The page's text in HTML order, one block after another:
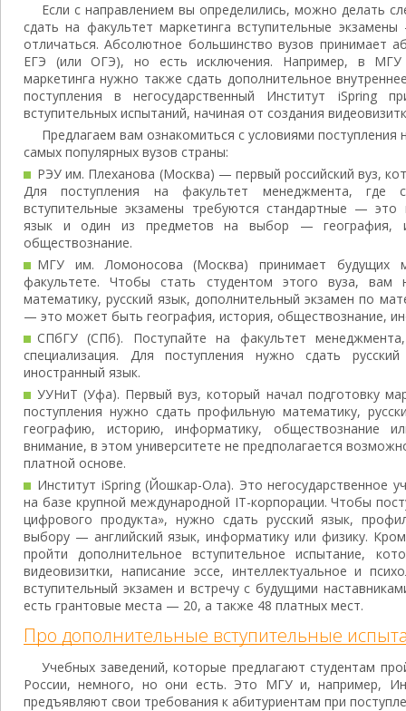
Если с направлением вы определились, можно делать
сдать на факультет маркетинга вступительные
отличаться. Абсолютное большинство вузов принимает
ЕГЭ (или ОГЭ), но есть исключения. Например, в МГУ
маркетинга нужно также сдать дополнительное
поступления в негосударственный Институт iSpring
вступительных испытаний, начиная от создания
Предлагаем вам ознакомиться с условиями поступления
самых популярных вузов страны:
РЭУ им. Плеханова (Москва) — первый российский вуз,
Для поступления на факультет менеджмента, где
вступительные экзамены требуются стандартные — это
язык и один из предметов на выбор — география,
обществознание.
МГУ им. Ломоносова (Москва) принимает будущих
факультете. Чтобы стать студентом этого вуза, вам
математику, русский язык, дополнительный экзамен по
— это может быть география, история, обществознание,
СПбГУ (СПб). Поступайте на факультет
специализация. Для поступления нужно сдать
иностранный язык.
УУНиТ (Уфа). Первый вуз, который начал подготовку
поступления нужно сдать профильную математику,
географию, историю, информатику, обществознание
внимание, в этом университете не предполагается
платной основе.
Институт iSpring (Йошкар-Ола). Это негосударственное
на базе крупной международной IT-корпорации. Чтобы
цифрового продукта», нужно сдать русский язык,
выбору — английский язык, информатику или физику.
пройти дополнительное вступительное испытание,
видеовизитки, написание эссе, интеллектуальное и
вступительный экзамен и встречу с будущими
есть грантовые места — 20, а также 48 платных мест.
Про дополнительные вступительные
Учебных заведений, которые предлагают студентам
России, немного, но они есть. Это МГУ и, например,
предъявляют свои требования к абитуриентам при